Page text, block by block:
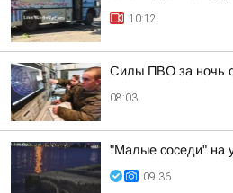
10:12
Силы ПВО за ночь
08:03
"Малые соседи" на
09:36